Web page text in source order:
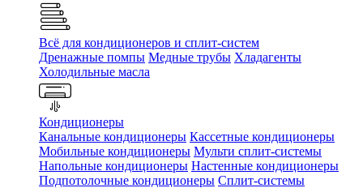
Всё для кондиционеров и сплит-систем
Дренажные помпы Медные трубы Хладагенты
Холодильные масла
Кондиционеры
Канальные кондиционеры Кассетные кондиционеры
Мобильные кондиционеры Мульти сплит-системы
Напольные кондиционеры Настенные кондиционеры
Подпотолочные кондиционеры Сплит-системы